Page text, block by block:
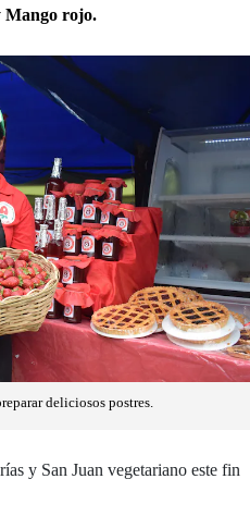
rojo.
deliciosos postres.
y San Juan vegetariano este fin